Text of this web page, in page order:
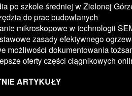
po szkole średniej w Zielonej
do prac budowlanych
mikroskopowe w technologii
zasady efektywnego
możliwości dokumentowania
oferty części ciągnikowych
ARTYKUŁY